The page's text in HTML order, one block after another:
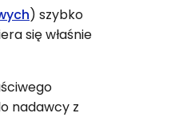
) szybko
się właśnie
nadawcy z